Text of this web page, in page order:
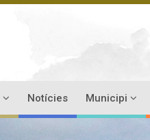
Notícies Municipi